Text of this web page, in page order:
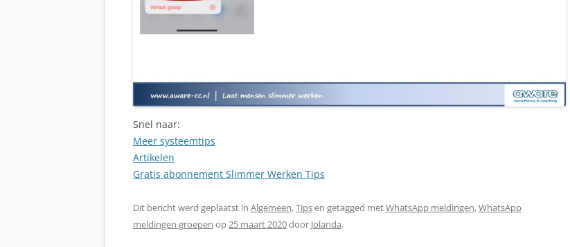
Snel naar:
Meer systeemtips
Artikelen
Gratis abonnement Slimmer Werken Tips
Dit bericht werd geplaatst in Algemeen,Tipsen getagged metWhatsApp meldingen,WhatsApp
meldingen groepen op 25 maart 2020door Jolanda.